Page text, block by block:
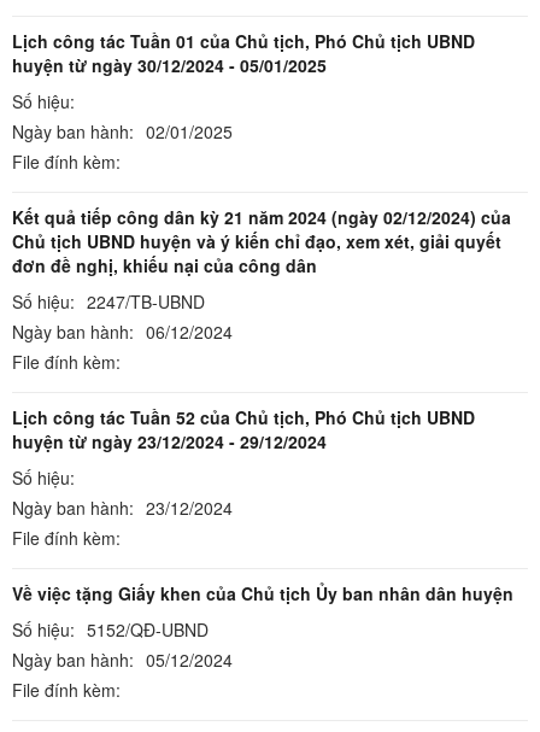
Lịch công tác Tuần 01 của Chủ tịch, Phó Chủ tịch UBND
huyện từ ngày 30/12/2024 - 05/01/2025
Số hiệu:
Ngày ban hành: 02/01/2025
File đính kèm:
Kết quả tiếp công dân kỳ 21 năm 2024 (ngày 02/12/2024) của
Chủ tịch UBND huyện và ý kiến chỉ đạo, xem xét, giải quyết
đơn đề nghị, khiếu nại của công dân
Số hiệu: 2247/TB-UBND
Ngày ban hành: 06/12/2024
File đính kèm:
Lịch công tác Tuần 52 của Chủ tịch, Phó Chủ tịch UBND
huyện từ ngày 23/12/2024 - 29/12/2024
Số hiệu:
Ngày ban hành: 23/12/2024
File đính kèm:
Về việc tặng Giấy khen của Chủ tịch Ủy ban nhân dân huyện
Số hiệu: 5152/QĐ-UBND
Ngày ban hành: 05/12/2024
File đính kèm: